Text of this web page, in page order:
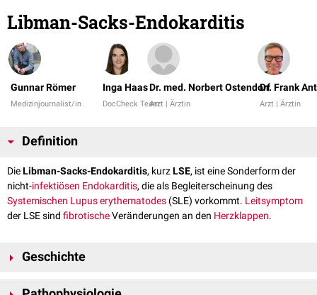
Libman-Sacks-Endokarditis
Gunnar Römer
Medizinjournalist/in
Inga Haas
DocCheck Team
Dr. med. Norbert Ostendorf
Arzt | Ärztin
Dr. Frank
Arzt | Ärztin
Definition
DieLibman-Sacks-Endokarditis, kurzLSE, ist eine Sonderform der
nicht-infektiösen Endokarditis, die als Begleiterscheinung des
Systemischen Lupus erythematodes (SLE) vorkommt. Leitsymptom
der LSE sind fibrotischeVeränderungen an den Herzklappen.
Geschichte